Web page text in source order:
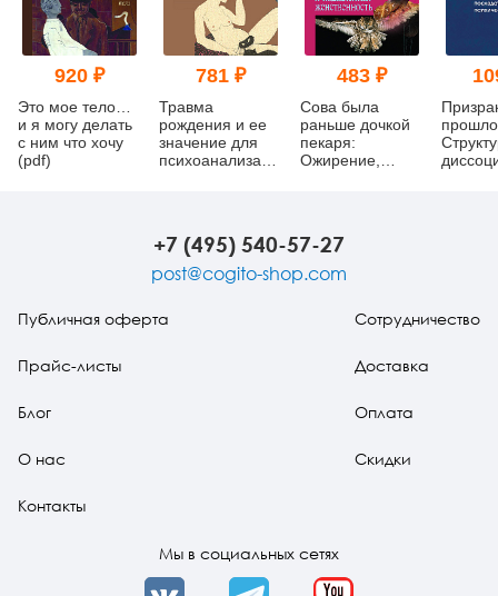
920 ₽
Это мое тело…
и я могу делать
с ним что хочу
(pdf)
781 ₽
Травма
рождения и ее
значение для
психоанализа
483 ₽
Сова была
раньше дочкой
пекаря:
Ожирение,
(pdf)
+7 (495) 540-57-27
post@cogito-shop.com
Публичная оферта
Прайс-листы
Блог
О нас
Контакты
Сотрудничество
Доставка
Оплата
Скидки
Мы в социальных сетях